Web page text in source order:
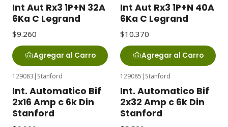
Int Aut Rx3 1P+N 32A
6Ka C Legrand
$9.260
Agregar al Carro
Int Aut Rx3 1P+N 40A
6Ka C Legrand
$10.370
Agregar al Carro
129083 | Stanford
Int. Automatico Bif
2x16 Amp c 6k Din
Stanford
129085 | Stanford
Int. Automatico Bif
2x32 Amp c 6k Din
Stanford